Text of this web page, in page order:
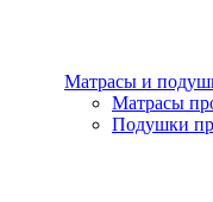
Матрасы и
Матрасы
Подушки